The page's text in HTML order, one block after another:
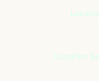
Location